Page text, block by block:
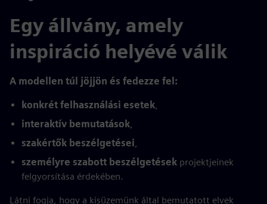
Egy állvány, amely
inspiráció helyévé válik
A modellen túl jöjjön és fedezze fel:
konkrét felhasználási esetek
interaktív bemutatások
szakértők beszélgetései
személyre szabott beszélgetések projektjeinek
felgyorsítása érdekében.
Látni fogja, hogy a kisüzemünk által bemutatott elvek